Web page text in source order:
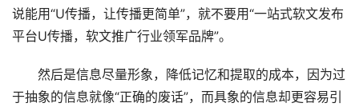
说能用“U传播，让传播更简单”，就不要用“一站式软文发布
平台U传播，软文推广行业领军品牌”。
然后是信息尽量形象，降低记忆和提取的成本，因为过
于抽象的信息就像“正确的废话”，而具象的信息却更容易引